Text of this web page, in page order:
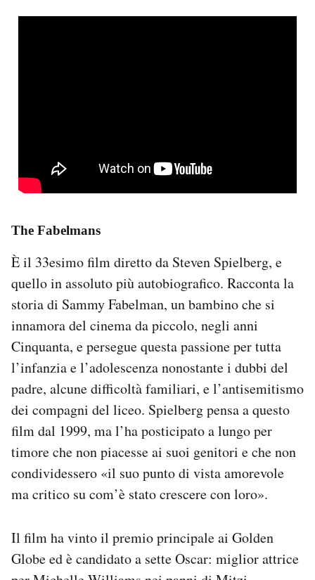
The Fabelmans
È il 33esimo film diretto da Steven Spielberg, e
quello in assoluto più autobiografico. Racconta la
storia di Sammy Fabelman, un bambino che si
innamora del cinema da piccolo, negli anni
Cinquanta, e persegue questa passione per tutta
l’infanzia e l’adolescenza nonostante i dubbi del
padre, alcune difficoltà familiari, e l’antisemitismo
dei compagni del liceo. Spielberg pensa a questo
film dal 1999, ma l’ha posticipato a lungo per
timore che non piacesse ai suoi genitori e che non
condividessero «il suo punto di vista amorevole
ma critico su com’è stato crescere con loro».
Il film ha vinto il premio principale ai Golden
Globe ed è candidato a sette Oscar: miglior attrice